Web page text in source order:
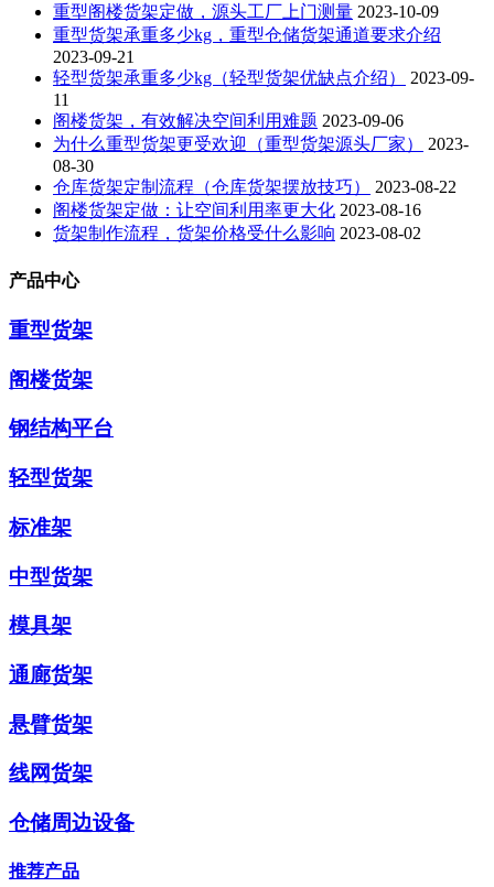
重型阁楼货架定做，源头工厂上门测量 2023-10-09
重型货架承重多少kg，重型仓储货架通道要求介绍
2023-09-21
轻型货架承重多少kg（轻型货架优缺点介绍）
2023-09-
11
阁楼货架，有效解决空间利用难题 2023-09-06
为什么重型货架更受欢迎（重型货架源头厂家）
2023-
08-30
仓库货架定制流程（仓库货架摆放技巧）
2023-08-22
阁楼货架定做：让空间利用率更大化 2023-08-16
货架制作流程，货架价格受什么影响 2023-08-02
产品中心
重型货架
阁楼货架
钢结构平台
轻型货架
标准架
中型货架
模具架
通廊货架
悬臂货架
线网货架
仓储周边设备
推荐产品